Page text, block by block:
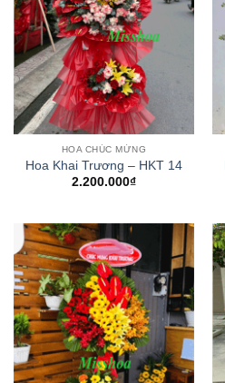
HOA CHÚC MỪNG
Hoa Khai Trương – HKT 14
2.200.000₫